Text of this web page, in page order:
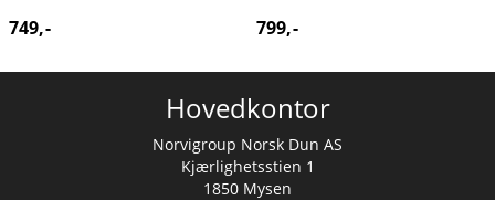
749,- 799,-
Hovedkontor
Norvigroup Norsk Dun AS
Kjærlighetsstien 1
1850 Mysen